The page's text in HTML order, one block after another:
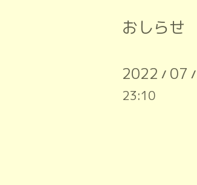
おしらせ
2022 / 07 /
23:10